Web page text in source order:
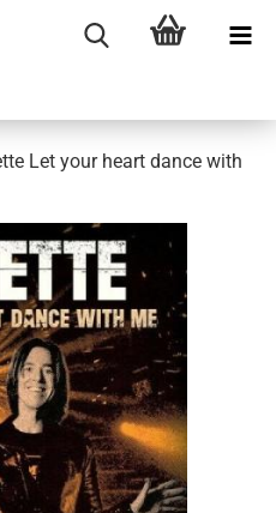
Let your heart dance with